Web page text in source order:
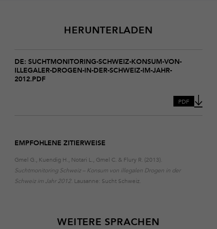
HERUNTERLADEN
DE: SUCHTMONITORING-SCHWEIZ-KONSUM-VON-
ILLEGALER-DROGEN-IN-DER-SCHWEIZ-IM-JAHR-
2012.PDF
suchtmonitoring-
schweiz-
konsum-
im-
jahr-
2012
PDF
EMPFOHLENE ZITIERWEISE
Gmel G., Kuendig H., Notari L., Gmel C. & Flury R. (2013).
Suchtmonitoring Schweiz – Konsum von illegalen Drogen in der
Schweiz im Jahr 2012. Lausanne: Sucht Schweiz.
WEITERE SPRACHEN